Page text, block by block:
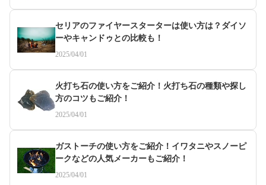
セリアのファイヤースターターは使い方は？ダイソ
ーやキャンドゥとの比較も！
2025/04/01
火打ち石の使い方をご紹介！火打ち石の種類や探し
方のコツもご紹介！
2025/04/01
ガストーチの使い方をご紹介！イワタニやスノーピ
ークなどの人気メーカーもご紹介！
2025/04/01